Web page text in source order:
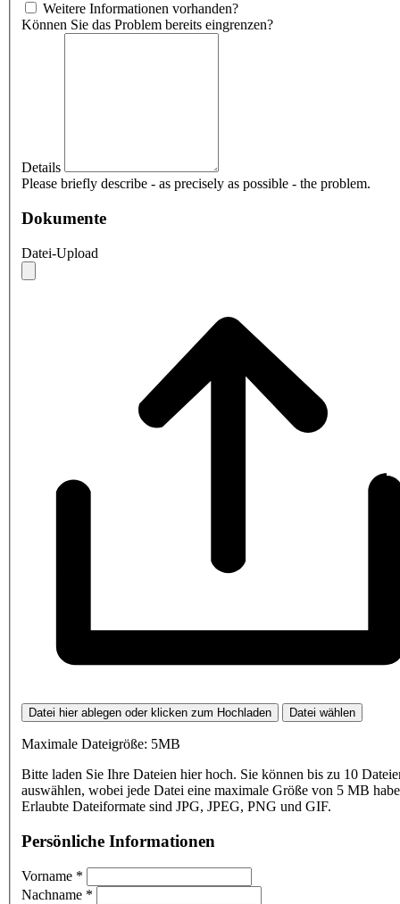
Weitere Informationen vorhanden?
Können Sie das Problem bereits eingrenzen?
Details
Please briefly describe - as precisely as possible - the problem.
Dokumente
Datei-Upload
Datei hier ablegen oder klicken zum Hochladen Datei wählen
Maximale Dateigröße: 5MB
Bitte laden Sie Ihre Dateien hier hoch. Sie können bis zu 10
auswählen, wobei jede Datei eine maximale Größe von 5 MB
Erlaubte Dateiformate sind JPG, JPEG, PNG und GIF.
Persönliche Informationen
Vorname *
Nachname *